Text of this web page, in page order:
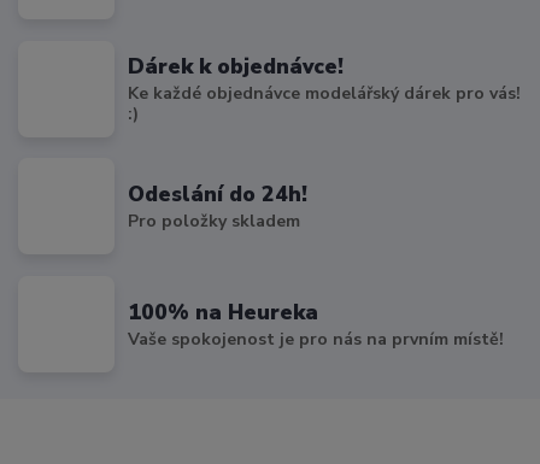
Dárek k objednávce!
Ke každé objednávce modelářský dárek pro vás!
:)
Odeslání do 24h!
Pro položky skladem
100% na Heureka
Vaše spokojenost je pro nás na prvním místě!